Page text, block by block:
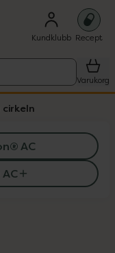
Kundklubb Recept
Varukorg
AC